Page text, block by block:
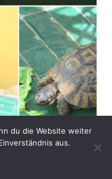
ersten und
du die Website weiter
aus.